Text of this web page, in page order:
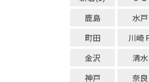
鹿島
水戸
町田
川崎
金沢
清水
神戸
奈良